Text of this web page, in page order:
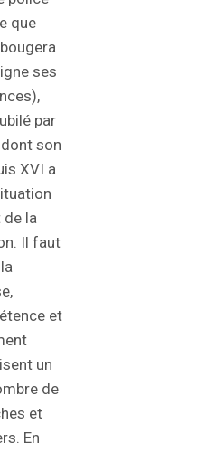
que
ses
par
son
XVI a
de la
Il faut
et
un
de
et
En